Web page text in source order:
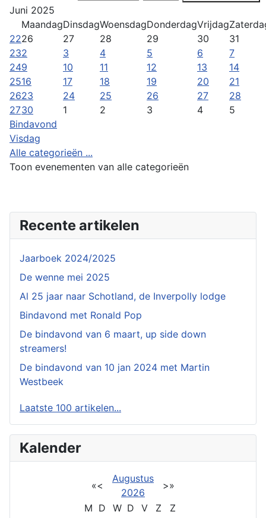
Juni 2025
MaandagDinsdagWoensdagDonderdagVrijdag
2226 27 28 29 30
31
232 3 4 5 6
7
249 10 11 12 13
14
2516 17 18 19 20
21
2623 24 25 26 27
28
2730 1 2 3 4
5
Bindavond
Visdag
Alle categorieën ...
Toon evenementen van alle categorieën
Recente artikelen
Jaarboek 2024/2025
De wenne mei 2025
Al 25 jaar naar Schotland, de Inverpolly lodge
Bindavond met Ronald Pop
De bindavond van 6 maart, up side down
streamers!
De bindavond van 10 jan 2024 met Martin
Westbeek
Laatste 100 artikelen...
Kalender
«<
Augustus
2026
>»
M D W D V Z
Z